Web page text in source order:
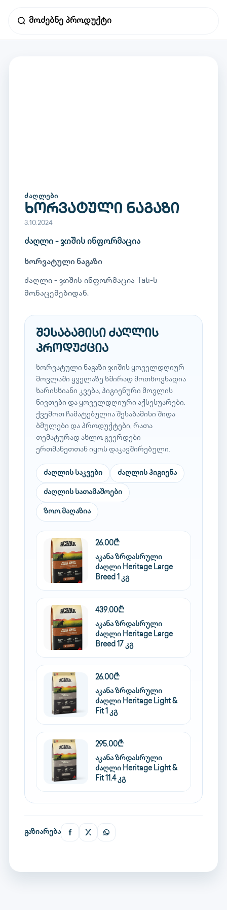
ᲫᲐᲦᲚᲔᲑᲘ
ხორვატული ნაგაზი
3.10.2024
ძაღლი - ჯიშის ინფორმაცია
ხორვატული ნაგაზი
ძაღლი - ჯიშის ინფორმაცია Tati-ს
მონაცემებიდან.
შესაბამისი ძაღლის
პროდუქცია
ხორვატული ნაგაზი ჯიშის ყოველდღიურ
მოვლაში ყველაზე ხშირად მოთხოვნადია
ხარისხიანი კვება, ჰიგიენური მოვლის
ნივთები და ყოველდღიური აქსესუარები.
ქვემოთ ჩამატებულია შესაბამისი შიდა
ბმულები და პროდუქტები, რათა
თემატურად ახლო გვერდები
ერთმანეთთან იყოს დაკავშირებული.
ძაღლის საკვები ძაღლის ჰიგიენა
ძაღლის სათამაშოები
ზოო მაღაზია
26.00₾
აკანა ზრდასრული
ძაღლი Heritage Large
Breed 1 კგ
439.00₾
აკანა ზრდასრული
ძაღლი Heritage Large
Breed 17 კგ
26.00₾
აკანა ზრდასრული
ძაღლი Heritage Light &
Fit 1 კგ
295.00₾
აკანა ზრდასრული
ძაღლი Heritage Light &
Fit 11.4 კგ
გაზიარება